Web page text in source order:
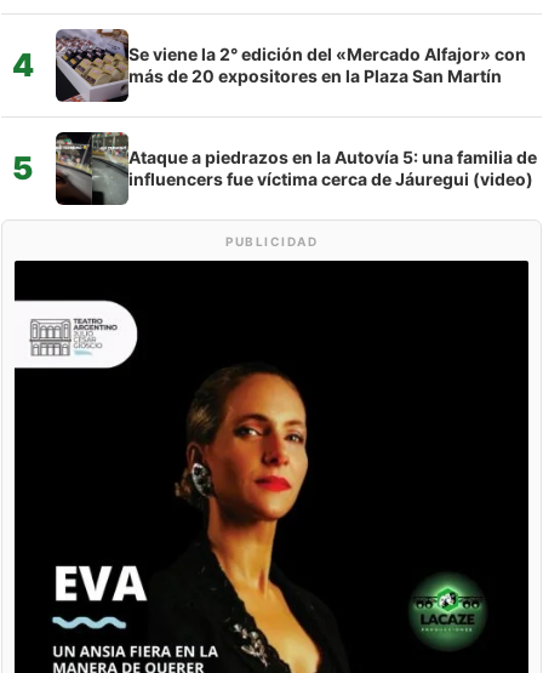
4
Se viene la 2° edición del «Mercado Alfajor» con
más de 20 expositores en la Plaza San Martín
5
Ataque a piedrazos en la Autovía 5: una familia de
influencers fue víctima cerca de Jáuregui (video)
PUBLICIDAD